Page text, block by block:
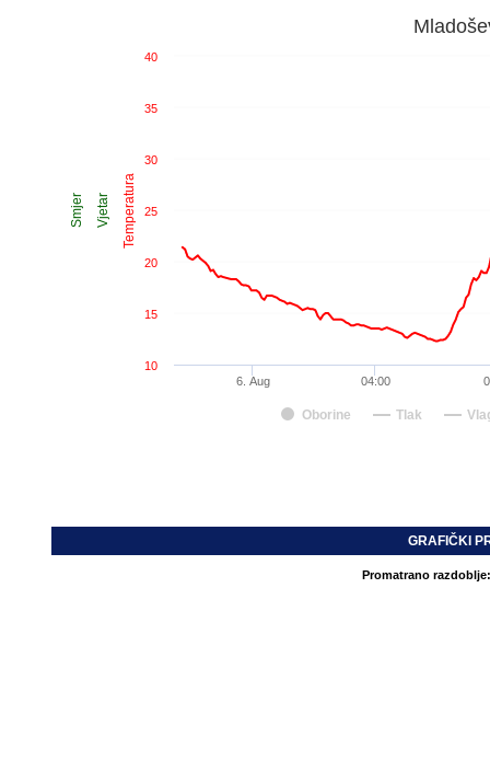
Temperatura
Vjetar
Smjer
Oborine Tlak
6. Aug 04:00
10
15
20
25
30
35
40
GRAFIČKI
Promatrano